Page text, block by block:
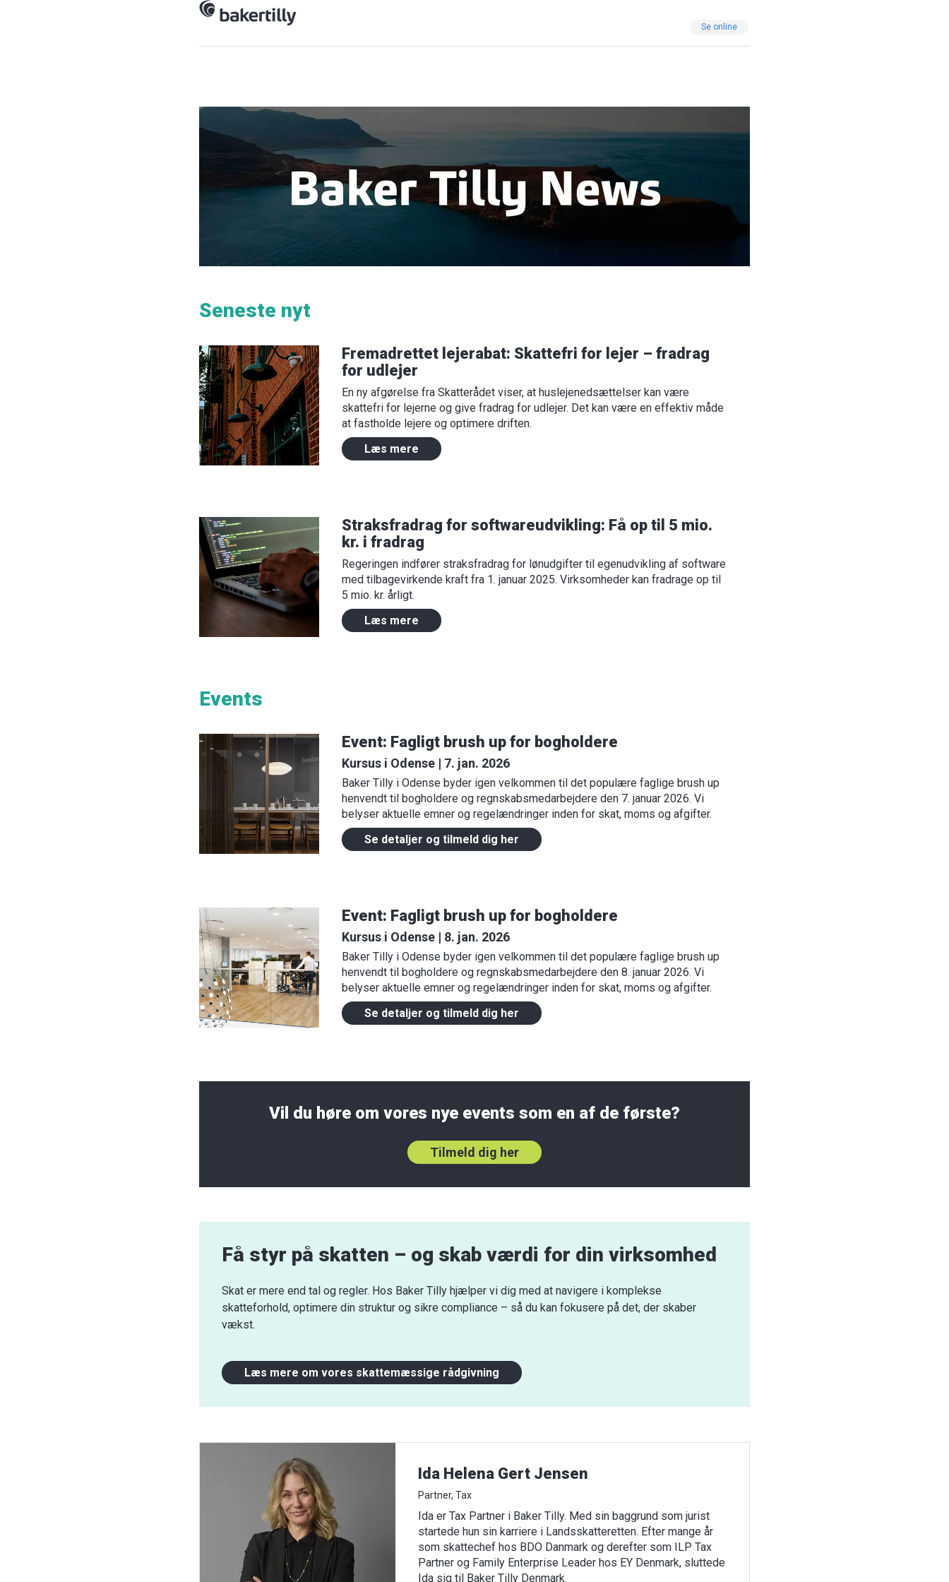
Se online
Seneste nyt
Fremadrettet lejerabat: Skattefri for lejer – fradrag
for udlejer
En ny afgørelse fra Skatterådet viser, at huslejenedsættelser kan være
skattefri for lejerne og give fradrag for udlejer. Det kan være en effektiv måde
at fastholde lejere og optimere driften.
Læs mere
Straksfradrag for softwareudvikling: Få op til 5 mio.
kr. i fradrag
Regeringen indfører straksfradrag for lønudgifter til egenudvikling af software
med tilbagevirkende kraft fra 1. januar 2025. Virksomheder kan fradrage op til
5 mio. kr. årligt.
Læs mere
Events
Event: Fagligt brush up for bogholdere
Kursus i Odense | 7. jan. 2026
Baker Tilly i Odense byder igen velkommen til det populære faglige brush up
henvendt til bogholdere og regnskabsmedarbejdere den 7. januar 2026. Vi
belyser aktuelle emner og regelændringer inden for skat, moms og afgifter.
Se detaljer og tilmeld dig her
Event: Fagligt brush up for bogholdere
Kursus i Odense | 8. jan. 2026
Baker Tilly i Odense byder igen velkommen til det populære faglige brush up
henvendt til bogholdere og regnskabsmedarbejdere den 8. januar 2026. Vi
belyser aktuelle emner og regelændringer inden for skat, moms og afgifter.
Se detaljer og tilmeld dig her
Vil du høre om vores nye events som en af de første?
Tilmeld dig her
Få styr på skatten – og skab værdi for din virksomhed
Skat er mere end tal og regler. Hos Baker Tilly hjælper vi dig med at navigere i komplekse
skatteforhold, optimere din struktur og sikre compliance – så du kan fokusere på det, der skaber
vækst.
Læs mere om vores skattemæssige rådgivning
Ida Helena Gert Jensen
Partner, Tax
Ida er Tax Partner i Baker Tilly. Med sin baggrund som jurist
startede hun sin karriere i Landsskatteretten. Efter mange år
som skattechef hos BDO Danmark og derefter som ILP Tax
Partner og Family Enterprise Leader hos EY Denmark, sluttede
Ida sig til Baker Tilly Denmark.